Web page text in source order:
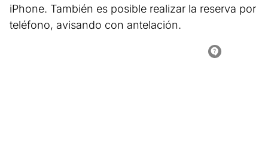
iPhone. También es posible realizar la reserva por
teléfono, avisando con antelación.